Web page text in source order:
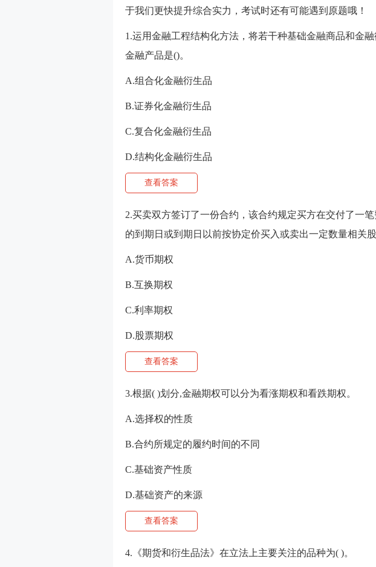
于我们更快提升综合实力，考试时还有可能遇到原题哦！
1.运用金融工程结构化方法，将若干种基础金融商品和金
金融产品是()。
A.组合化金融衍生品
B.证券化金融衍生品
C.复合化金融衍生品
D.结构化金融衍生品
查看答案
2.买卖双方签订了一份合约，该合约规定买方在交付了一
的到期日或到期日以前按协定价买入或卖出一定数量相关
A.货币期权
B.互换期权
C.利率期权
D.股票期权
查看答案
3.根据( )划分,金融期权可以分为看涨期权和看跌期权。
A.选择权的性质
B.合约所规定的履约时间的不同
C.基础资产性质
D.基础资产的来源
查看答案
4.《期货和衍生品法》在立法上主要关注的品种为( )。